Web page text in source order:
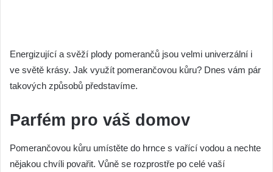
Energizující a svěží plody pomerančů jsou velmi univerzální i
ve světě krásy. Jak využít pomerančovou kůru? Dnes vám pár
takových způsobů představíme.
Parfém pro váš domov
Pomerančovou kůru umístěte do hrnce s vařící vodou a nechte
nějakou chvíli povařit. Vůně se rozprostře po celé vaší